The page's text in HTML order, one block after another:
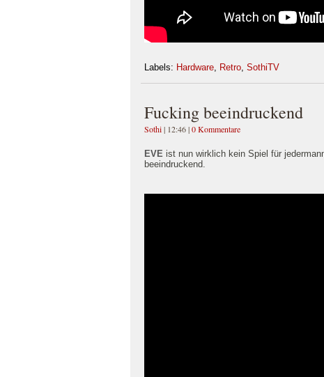
Labels: Hardware, Retro, SothiTV
Fucking beeindruckend
Sothi| 12:46|0 Kommentare
EVE ist nun wirklich kein Spiel für
beeindruckend.